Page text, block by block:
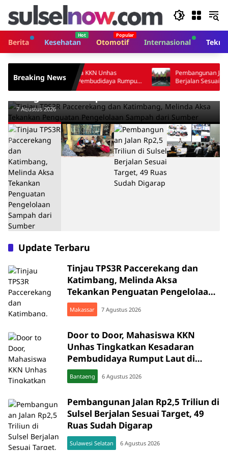
Langsung
konten
Berita
Kesehatan Otomotif Internasional
Breaking News
KKN Unhas
Pembudidaya Rumput
Pembangunan Jalan Rp2,5 Triliun di
Berjalan Sesuai Target, 49 Ruas Sudah
Digarap
Tinjau TPS3R Paccerekang dan Katimbang,
Melinda Aksa Tekankan Penguatan
7 Agustus 2026
Update Terbaru
Tinjau TPS3R Paccerekang dan
Katimbang, Melinda Aksa
Tekankan Penguatan Pengelolaan
Sampah dari Sumber
Makassar 7 Agustus 2026
Door to Door, Mahasiswa KKN
Unhas Tingkatkan Kesadaran
Pembudidaya Rumput Laut di
Bantaeng
Bantaeng 6 Agustus 2026
Pembangunan Jalan Rp2,5 Triliun di
Sulsel Berjalan Sesuai Target, 49
Ruas Sudah Digarap
Sulawesi Selatan 6 Agustus 2026